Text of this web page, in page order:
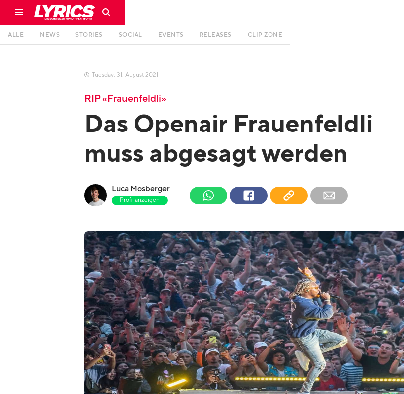
ALLE NEWS STORIES SOCIAL EVENTS RELEASES CLIP ZONE
 Tuesday, 31. August 2021
RIP «Frauenfeldli»
Das Openair Frauenfeldli
muss abgesagt werden
Luca Mosberger
Profil anzeigen